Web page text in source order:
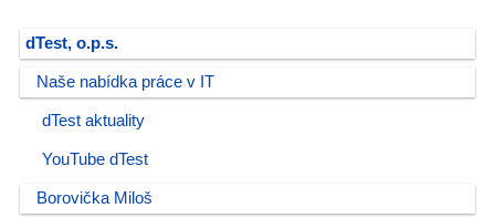
dTest, o.p.s.
Naše nabídka práce v IT
dTest aktuality
YouTube dTest
Borovička Miloš